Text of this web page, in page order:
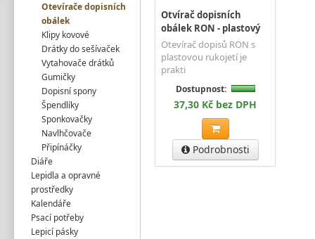
Otevírače dopisních
obálek
Klipy kovové
Drátky do sešívaček
Vytahovače drátků
Gumičky
Dopisní spony
Špendlíky
Sponkovačky
Navlhčovače
Připínáčky
Diáře
Lepidla a opravné
prostředky
Kalendáře
Psací potřeby
Lepicí pásky
Otvírač dopisních
obálek RON - plastový
Otevírač dopisů RON s
plastovou rukojetí je
prakti
Dostupnost:
37,30 Kč bez DPH
Podrobnosti